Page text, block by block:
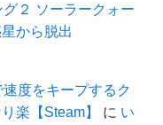
グ２ ソーラークォー
から脱出
速度をキープするク
楽【Steam】
に い